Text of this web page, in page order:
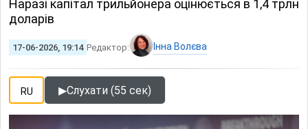
Наразі капітал трильйонера оцінюється в 1,4 трлн
доларів
17-06-2026, 19:14 Редактор: Інна Волєва
RU ▶Слухати (55 сек)